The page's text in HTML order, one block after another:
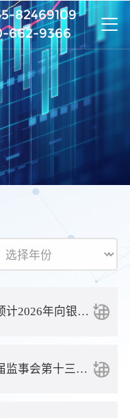
82469109
662-9366
行申请授信暨关联担保公告
十三次会议决议公告